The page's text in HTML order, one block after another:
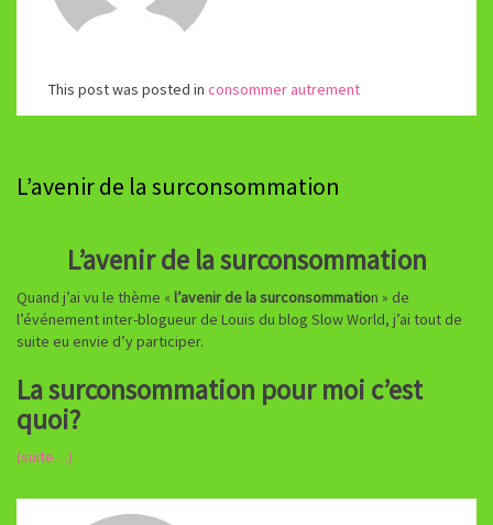
This post was posted in consommer autrement
L’avenir de la surconsommation
L’avenir de la surconsommation
Quand j’ai vu le thème «l’avenir de la surconsommation » de
l’événement inter-blogueur de Louis du blog Slow World, j’ai tout de
suite eu envie d’y participer.
La surconsommation pour moi c’est
quoi?
(suite…)